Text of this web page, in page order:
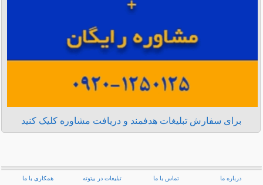
برای سفارش تبلیغات هدفمند و دریافت مشاوره کلیک کنید
درباره ما تماس با ما تبلیغات در بیتوته همکاری با ما